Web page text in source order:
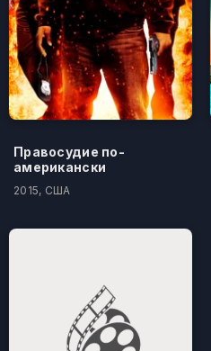
Правосудие по-
американски
2015, США